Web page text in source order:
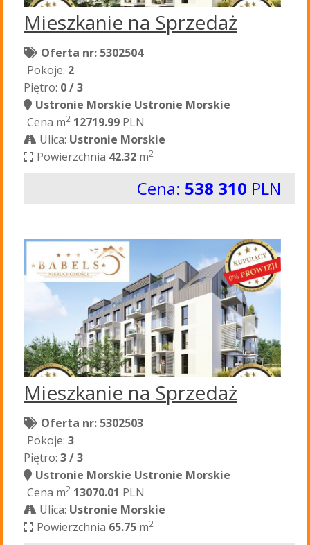
Mieszkanie na Sprzedaż
Oferta nr: 5302504
Pokoje: 2
Piętro: 0 / 3
Ustronie Morskie Ustronie Morskie
Cena m2 12719.99 PLN
Ulica: Ustronie Morskie
Powierzchnia 42.32 m2
Cena: 538 310 PLN
Mieszkanie na Sprzedaż
Oferta nr: 5302503
Pokoje:3
Piętro:3 / 3
Ustronie Morskie Ustronie Morskie
Cena m2 13070.01 PLN
Ulica: Ustronie Morskie
Powierzchnia 65.75 m2